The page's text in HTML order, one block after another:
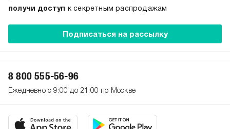
получи доступ
к секретным распродажам
Подписаться на рассылку
8 800 555-56-96
Ежедневно с 9:00 до 21:00 по Москве